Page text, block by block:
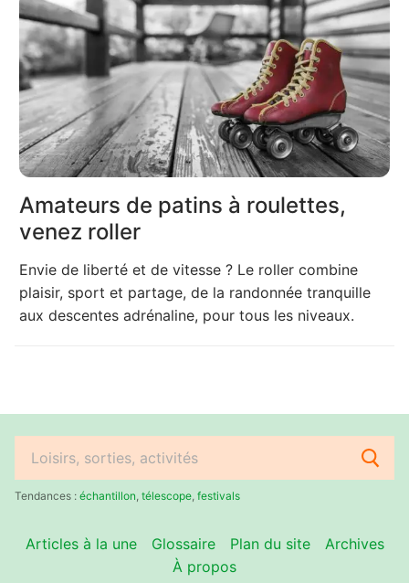
Amateurs de patins à roulettes,
venez roller
Envie de liberté et de vitesse ? Le roller combine
plaisir, sport et partage, de la randonnée tranquille
aux descentes adrénaline, pour tous les niveaux.
Rechercher
:Tendances : échantillon télescope festivals
Articles à la une Glossaire Plan du site
Archives
À propos